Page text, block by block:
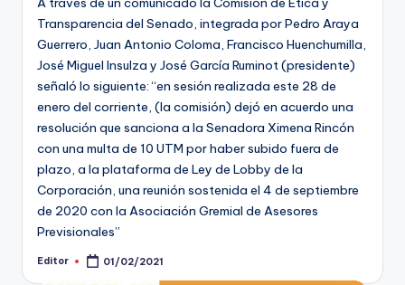
Transparencia del Senado, integrada por Pedro Araya
Guerrero, Juan Antonio Coloma, Francisco Huenchumilla,
José Miguel Insulza y José García Ruminot (presidente)
señaló lo siguiente: “en sesión realizada este 28 de
enero del corriente, (la comisión) dejó en acuerdo una
resolución que sanciona a la Senadora Ximena Rincón
con una multa de 10 UTM por haber subido fuera de
plazo, a la plataforma de Ley de Lobby de la
Corporación, una reunión sostenida el 4 de septiembre
de 2020 con la Asociación Gremial de Asesores
Previsionales”
Publicado
Editor 01/02/2021